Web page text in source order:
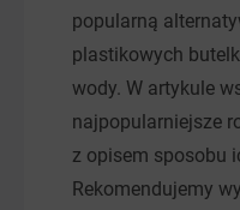
popularną
plastikowych
wody. W artykule
najpopularniejsze
z opisem sposobu
Rekomendujemy